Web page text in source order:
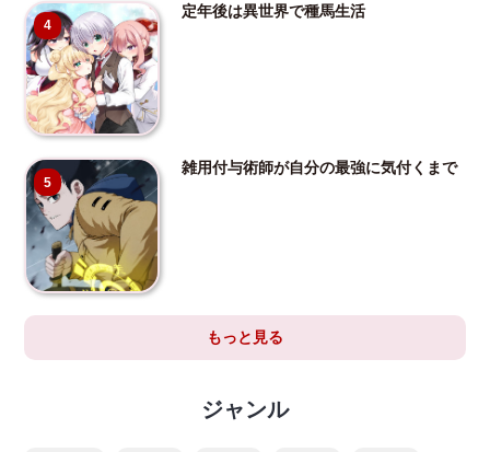
4
定年後は異世界で種馬生活
5
雑用付与術師が自分の最強に気付くまで
もっと見る
ジャンル